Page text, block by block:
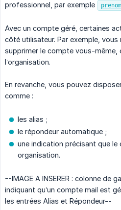
professionnel, par exemple
Avec un compte géré, certaines
côté utilisateur. Par exemple,
supprimer le compte vous-même,
l’organisation.
En revanche, vous pouvez
comme :
les alias ;
le répondeur automatique ;
une indication précisant que
organisation.
--IMAGE A INSERER : colonne de
indiquant qu’un compte mail est
les entrées Alias et Répondeur--